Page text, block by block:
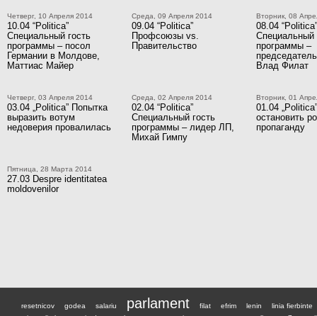
Четверг, 10 Апреля 2014
10.04 “Politica”
Специальный гость
программы – посол
Германии в Молдове,
Маттиас Майер
Среда, 09 Апреля 2014
09.04 “Politica”
Профсоюзы vs.
Правительство
Вторник, 08
08.04 “Politica”
Специальный
программы –
Влад Филат
Четверг, 03 Апреля 2014
03.04 „Politica” Попытка
выразить вотум
недоверия провалилась
Среда, 02 Апреля 2014
02.04 “Politica”
Специальный гость
программы – лидер ЛП,
Михай Гимпу
Вторник, 01
01.04
остановить
пропаганду
Пятница, 28 Марта 2014
27.03 Despre identitatea
moldovenilor
resetnicov godea salariu parlament filat efrim lenin
linia fierbinte